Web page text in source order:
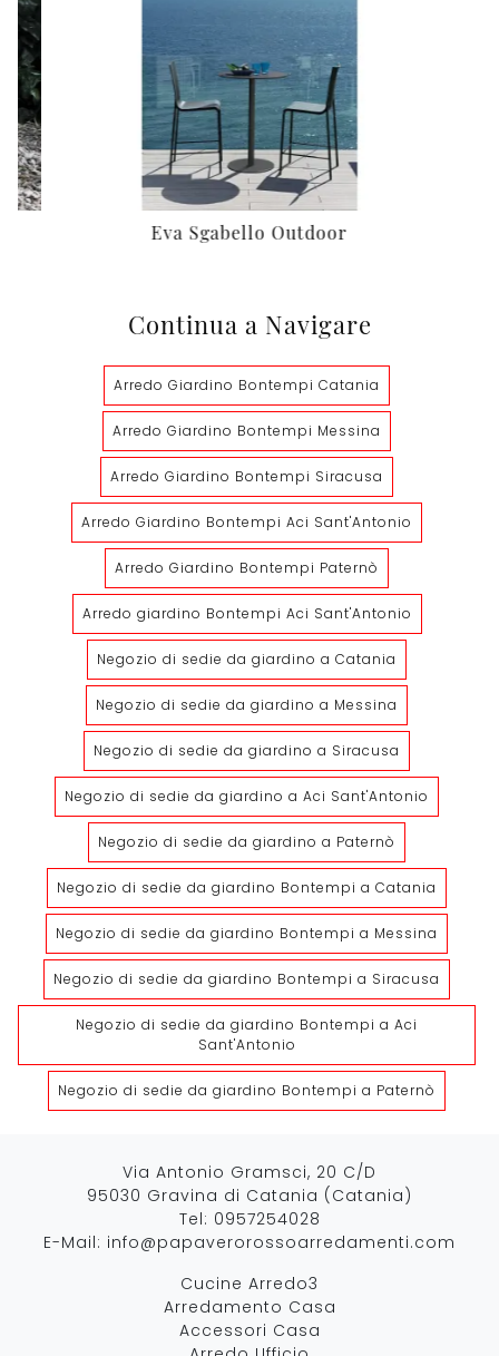
Eva Sgabello Outdoor
Continua a Navigare
Arredo Giardino Bontempi Catania
Arredo Giardino Bontempi Messina
Arredo Giardino Bontempi Siracusa
Arredo Giardino Bontempi Aci Sant'Antonio
Arredo Giardino Bontempi Paternò
Arredo giardino Bontempi Aci Sant'Antonio
Negozio di sedie da giardino a Catania
Negozio di sedie da giardino a Messina
Negozio di sedie da giardino a Siracusa
Negozio di sedie da giardino a Aci Sant'Antonio
Negozio di sedie da giardino a Paternò
Negozio di sedie da giardino Bontempi a Catania
Negozio di sedie da giardino Bontempi a Messina
Negozio di sedie da giardino Bontempi a Siracusa
Negozio di sedie da giardino Bontempi a Aci
Sant'Antonio
Negozio di sedie da giardino Bontempi a Paternò
Via Antonio Gramsci, 20 C/D
95030 Gravina di Catania (Catania)
Tel: 0957254028
E-Mail: info@papaverorossoarredamenti.com
Cucine Arredo3
Arredamento Casa
Accessori Casa